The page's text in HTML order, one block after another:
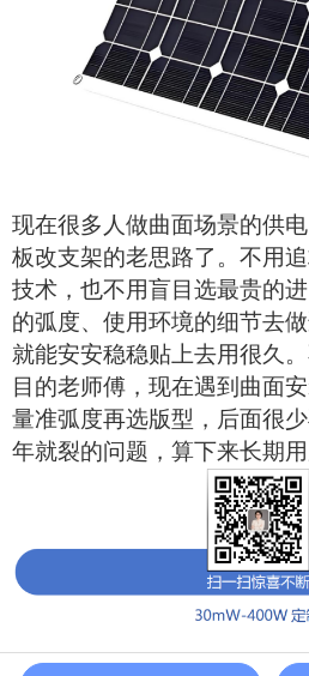
现在很多人做曲面场景的供
板改支架的老思路了。不用
技术，也不用盲目选最贵的
的弧度、使用环境的细节去
就能安安稳稳贴上去用很久
目的老师傅，现在遇到曲面
量准弧度再选版型，后面很
年就裂的问题，算下来长期用